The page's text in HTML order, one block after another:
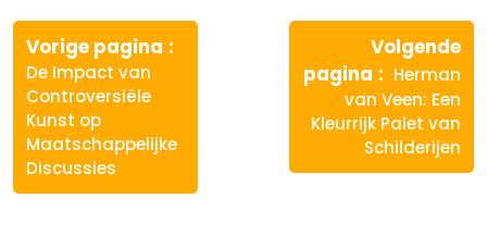
Berichtnavigatie
Vorige pagina
De Impact van
Controversiële
Kunst op
Maatschappelijke
Discussies
Volgende
pagina
Volgende
bericht:
Herman
van Veen: Een
Kleurrijk Palet van
Schilderijen